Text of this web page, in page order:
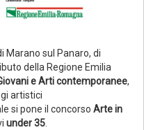
Marano sul Panaro, di
della Regione Emilia
e Arti contemporanee,
artistici
si pone il concorso Arte in
under 35.